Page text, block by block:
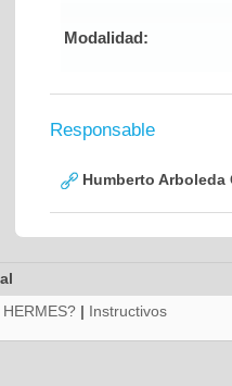
Modalidad:
Responsable
Humberto Arboleda
| Instructivos